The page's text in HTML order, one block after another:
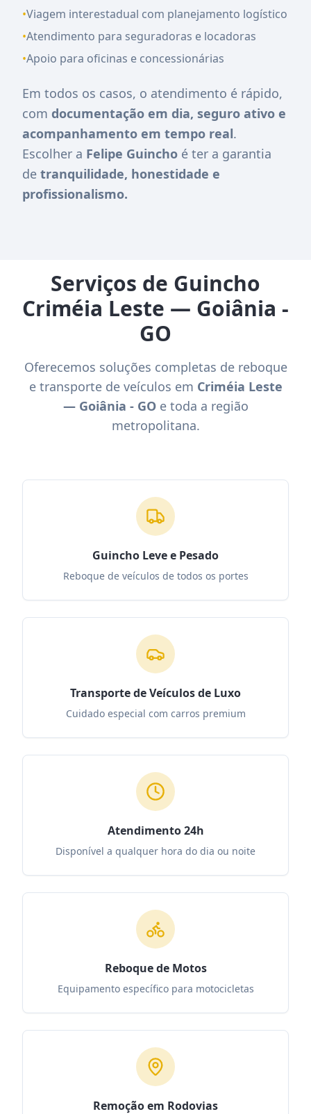
•Viagem interestadual com planejamento logístico
•Atendimento para seguradoras e locadoras
•Apoio para oficinas e concessionárias
Em todos os casos, o atendimento é rápido,
com documentação em dia, seguro ativo e
acompanhamento em tempo real.
Escolher a Felipe Guincho é ter a garantia
de tranquilidade, honestidade e
profissionalismo.
Serviços de Guincho
Criméia Leste — Goiânia -
GO
Oferecemos soluções completas de reboque
e transporte de veículos em Criméia Leste
— Goiânia - GOe toda a região
metropolitana.
Guincho Leve e Pesado
Reboque de veículos de todos os portes
Transporte de Veículos de Luxo
Cuidado especial com carros premium
Atendimento 24h
Disponível a qualquer hora do dia ou noite
Reboque de Motos
Equipamento específico para motocicletas
Remoção em Rodovias